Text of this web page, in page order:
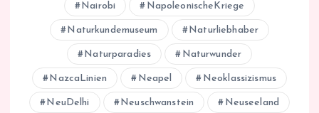
Nairobi NapoleonischeKriege
Naturkundemuseum Naturliebhaber
Naturparadies Naturwunder
NazcaLinien Neapel Neoklassizismus
NeuDelhi Neuschwanstein Neuseeland